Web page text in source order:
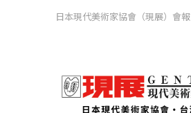
日本現代美術家協會（現展）會